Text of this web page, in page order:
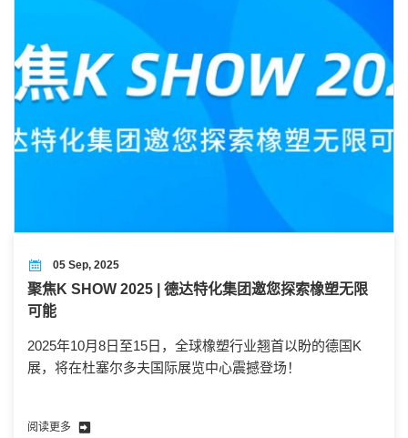
05 Sep, 2025
聚焦K SHOW 2025 | 德达特化集团邀您探索橡塑无限
可能
2025年10月8日至15日，全球橡塑行业翘首以盼的德国K
展，将在杜塞尔多夫国际展览中心震撼登场！
阅读更多